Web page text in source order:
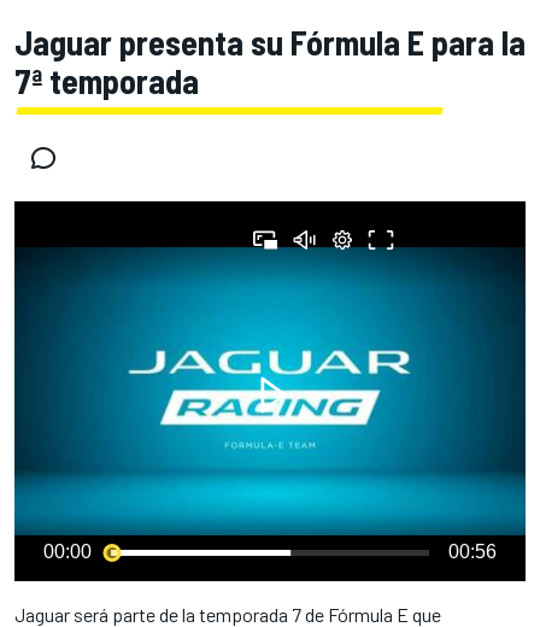
Jaguar presenta su Fórmula E para la
7ª temporada
00:00 00:56
Jaguar será parte de la temporada 7 de Fórmula E que